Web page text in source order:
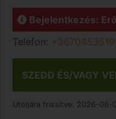
Bejelentkezés:
Telefon:
SZEDD ÉS/VAGY
Utoljára frissítve: 2026-06-